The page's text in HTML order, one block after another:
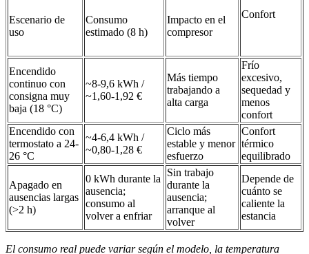
Escenario de
uso
Consumo
estimado (8 h)
Impacto en el
compresor
Confort
Encendido
continuo con
consigna muy
baja (18 °C)
~8-9,6 kWh /
~1,60-1,92 €
Más tiempo
trabajando a
alta carga
Frío
excesivo,
sequedad y
menos
confort
Encendido con
termostato a 24-
26 °C
~4-6,4 kWh /
~0,80-1,28 €
Ciclo más
estable y menor
esfuerzo
Confort
térmico
equilibrado
Apagado en
ausencias largas
(>2 h)
0 kWh durante la
ausencia;
consumo al
volver a enfriar
Sin trabajo
durante la
ausencia;
arranque al
volver
Depende de
cuánto se
caliente la
estancia
El consumo real puede variar según el modelo, la temperatura